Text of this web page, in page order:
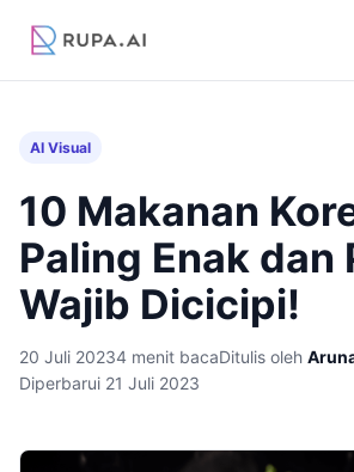
AI Visual
10 Makanan
Paling Enak dan
Wajib Dicicipi!
20 Juli 20234 menit bacaDitulis oleh
Diperbarui 21 Juli 2023